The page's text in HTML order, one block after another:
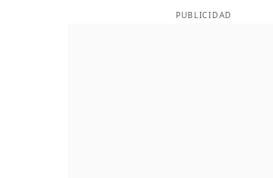
PUBLICIDAD